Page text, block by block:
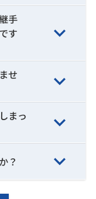
手
す
せ
まっ
？